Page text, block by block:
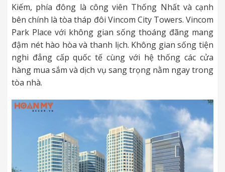
Kiếm, phía đông là công viên Thống Nhất và cạnh
bên chính là tòa tháp đôi Vincom City Towers. Vincom
Park Place với không gian sống thoáng đãng mang
đậm nét hào hòa và thanh lịch. Không gian sống tiện
nghi đẳng cấp quốc tế cùng với hệ thống các cửa
hàng mua sắm và dịch vụ sang trọng nằm ngay trong
tòa nhà.